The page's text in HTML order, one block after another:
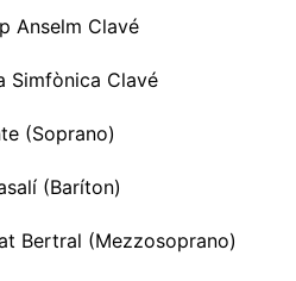
Anselm Clavé
Simfònica Clavé
(Soprano)
(Baríton)
Bertral (Mezzosoprano)